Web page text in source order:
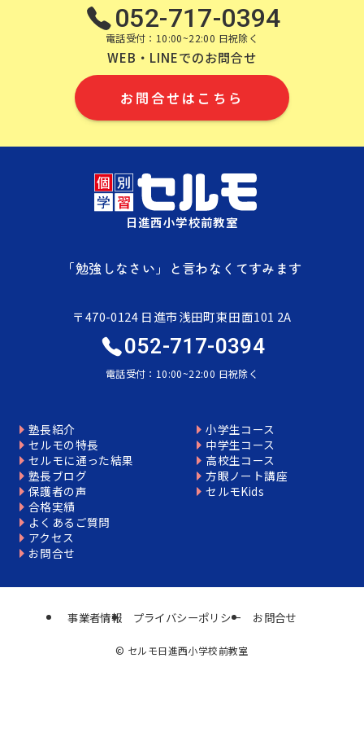
052-717-0394
電話受付：10:00~22:00 日祝除く
WEB・LINEでのお問合せ
お問合せはこちら
日進西小学校前教室
「勉強しなさい」と言わなくてすみます
〒470-0124 日進市浅田町東田面101 2A
052-717-0394
電話受付：10:00~22:00 日祝除く
塾長紹介
セルモの特長
セルモに通った結果
塾長ブログ
保護者の声
合格実績
小学生コース
中学生コース
高校生コース
方眼ノート講座
セルモKids
よくあるご質問
アクセス
お問合せ
事業者情報 プライバシーポリシー お問合せ
© セルモ日進西小学校前教室